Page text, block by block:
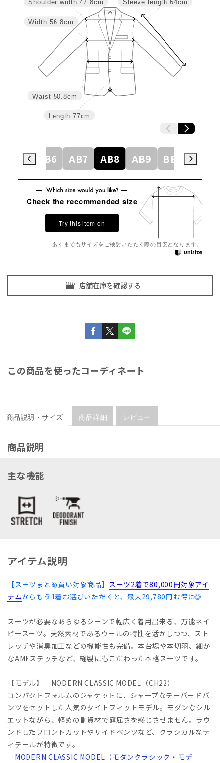
Sleeve length 64cm
Length 77cm
Waist 50.8cm
Width 56.8cm
Shoulder width 47.8cm
AB6 AB7 AB8 AB9 BE3
Check the recommended size
Try this item on
あくまでもサイズをご検討いただく際の目安となります。
この商品を使ったコーディネート
商品説明・サイズ 商品詳細 レビュー
商品説明
主な機能
アイテム説明
【スーツまとめ買い対象商品】 スーツ2着で80,000円対象アイ
テムからもう1着お選びいただくと、最大29,780円お得に◎
スーツが必要なあらゆるシーンで幅広く着用出来る、万能ネイ
ビースーツ。天然素材であるウールの特性を活かしつつ、スト
レッチや消臭加工などの機能性も完備。本台場や本切羽、細か
なAMFステッチなど、縫製にもこだわった本格スーツです。
【モデル】 MODERN CLASSIC MODEL（CH22）
コンパクトフォルムのジャケットに、シャープなテーパードパ
ンツをセットした人気のタイトフィットモデル。モダンなシル
エットながら、軽めの副資材で窮屈さを感じさせません。ラウ
ンドしたフロントカットやサイドベンツなど、クラシカルなデ
ィテールが特徴です。
「MODERN CLASSIC MODEL（モダンクラシック・モデ